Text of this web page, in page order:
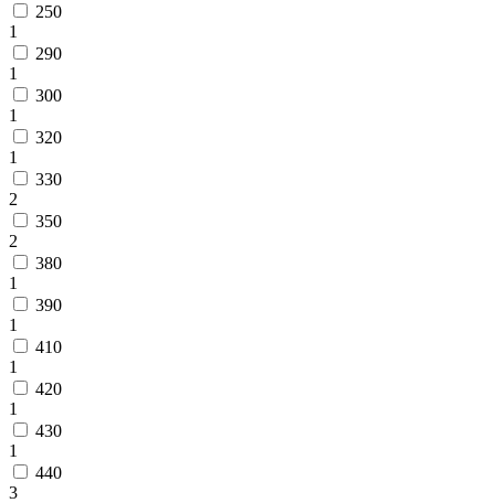
250
1
290
1
300
1
320
1
330
2
350
2
380
1
390
1
410
1
420
1
430
1
440
3